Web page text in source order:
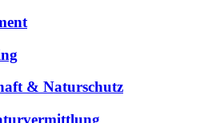
& Naturschutz